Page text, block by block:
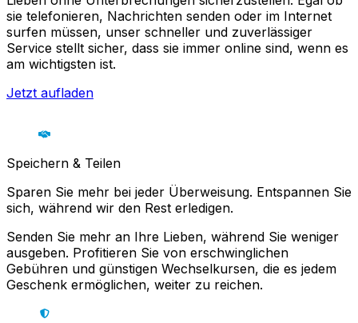
sie telefonieren, Nachrichten senden oder im Internet
surfen müssen, unser schneller und zuverlässiger
Service stellt sicher, dass sie immer online sind, wenn es
am wichtigsten ist.
Jetzt aufladen
Speichern & Teilen
Sparen Sie mehr bei jeder Überweisung. Entspannen Sie
sich, während wir den Rest erledigen.
Senden Sie mehr an Ihre Lieben, während Sie weniger
ausgeben. Profitieren Sie von erschwinglichen
Gebühren und günstigen Wechselkursen, die es jedem
Geschenk ermöglichen, weiter zu reichen.